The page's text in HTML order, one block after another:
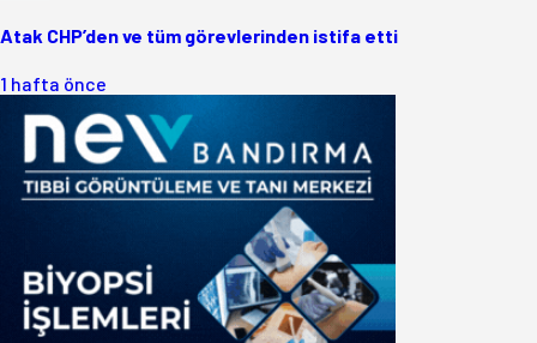
Atak CHP’den ve tüm görevlerinden istifa etti
1 hafta önce